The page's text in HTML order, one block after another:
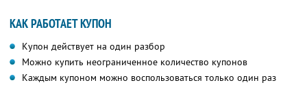
КАК РАБОТАЕТ КУПОН
Купон действует на один разбор
Можно купить неограниченное количество купонов
Каждым купоном можно воспользоваться только один раз